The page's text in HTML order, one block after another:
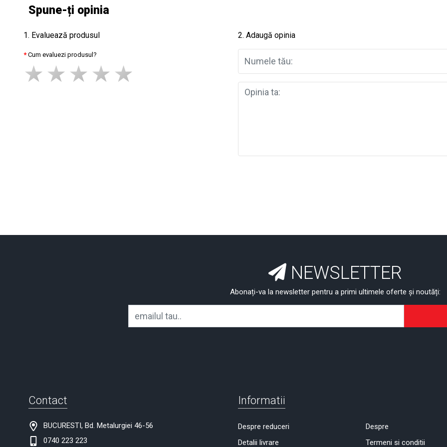
Spune-ți opinia
1. Evaluează produsul
Cum evaluezi produsul?
2. Adaugă opinia
NEWSLETTER
Abonați-va la newsletter pentru a primi ultimele oferte și noutăți:
Contact
BUCURESTI, Bd. Metalurgiei 46-56
0740 223 223
Informatii
Despre reduceri
Detalii livrare
Despre
Termeni si conditii